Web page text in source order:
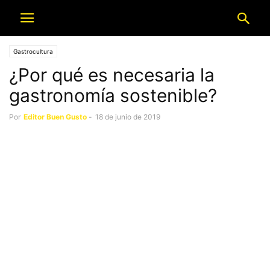
Gastrocultura
¿Por qué es necesaria la
gastronomía sostenible?
Por Editor Buen Gusto - 18 de junio de 2019